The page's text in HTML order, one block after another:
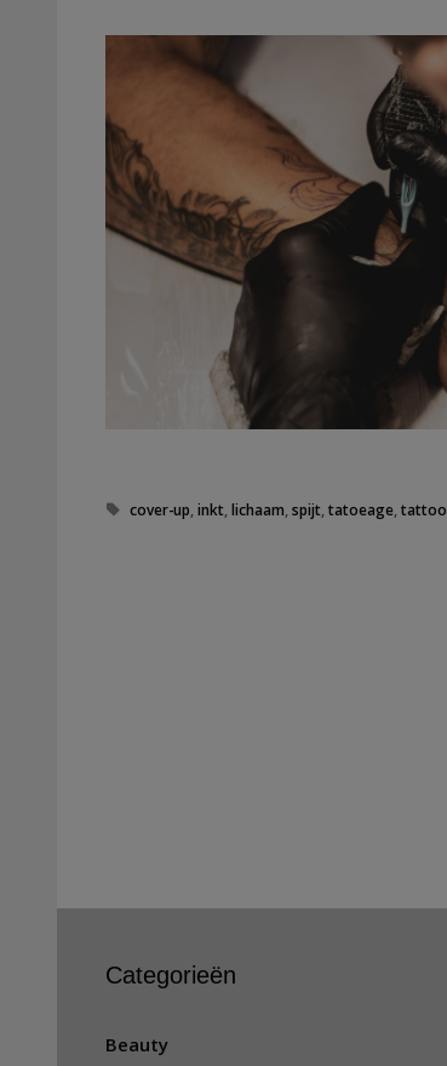
Tags
cover-up ,inkt ,lichaam ,spijt ,tatoeage ,tattoo
Categorieën
Beauty